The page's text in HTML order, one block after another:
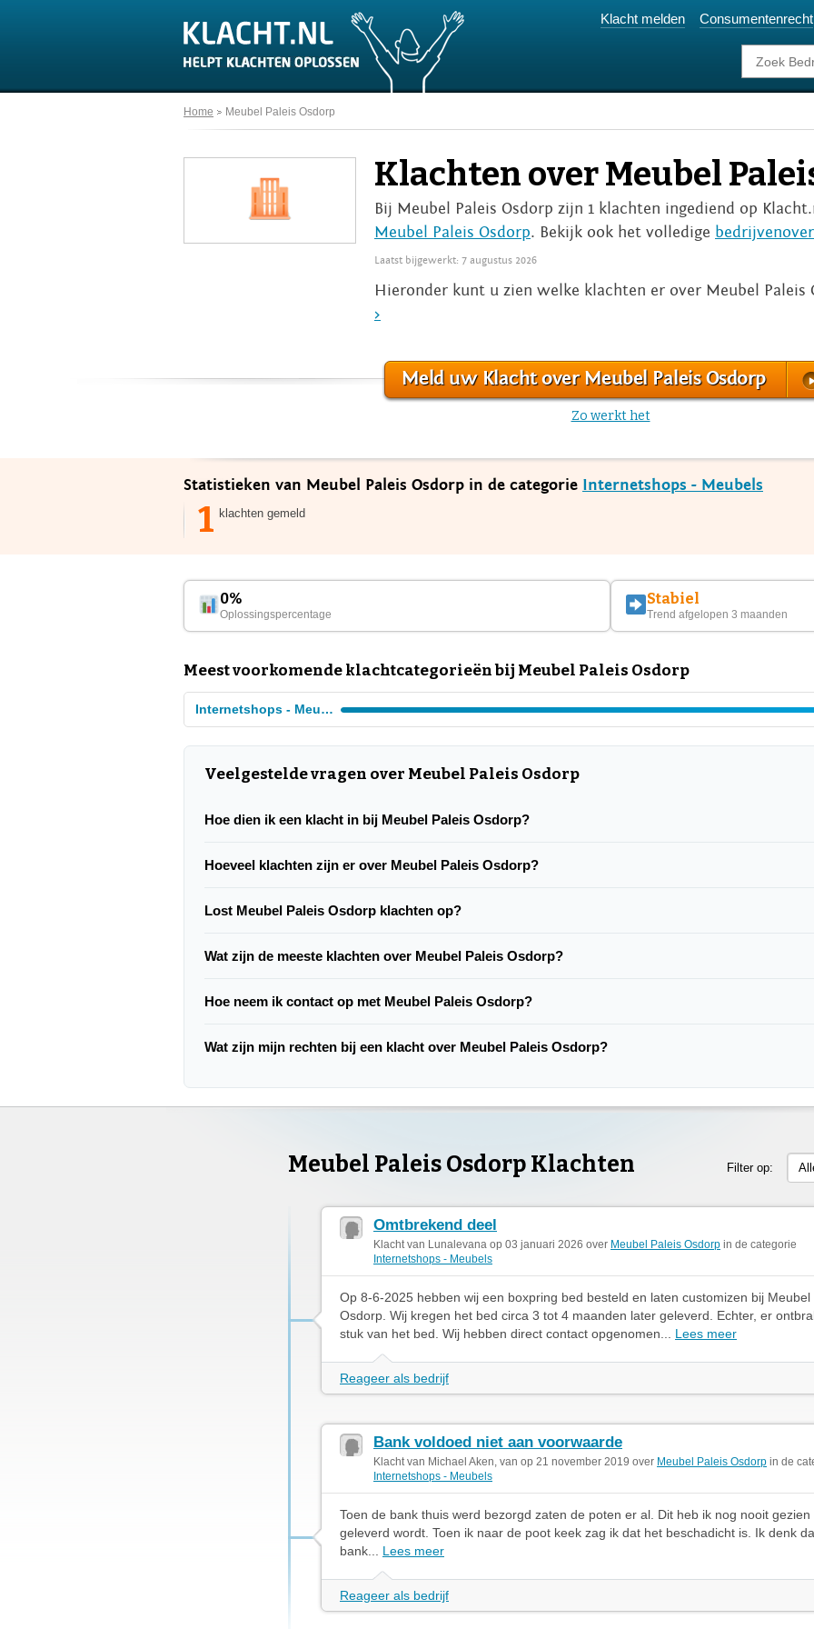
Klacht melden Consumentenrecht
Home Meubel Paleis Osdorp
Klachten over Meubel
Bij Meubel Paleis Osdorp zijn 1 klachten ingediend op
Meubel Paleis Osdorp. Bekijk ook het volledige
Laatst bijgewerkt: 7 augustus 2026
Hieronder kunt u zien welke klachten er over Meubel
>
Meld uw Klacht over Meubel Paleis Osdorp
Zo werkt het
Statistieken van Meubel Paleis Osdorp in de categorie Internetshops - Meubels
1 klachten gemeld
0%
Oplossingspercentage
Stabiel
Trend afgelopen 3 maanden
Meest voorkomende klachtcategorieën bij Meubel Paleis Osdorp
Internetshops - Meubels
Veelgestelde vragen over Meubel Paleis Osdorp
Hoe dien ik een klacht in bij Meubel Paleis Osdorp?
Hoeveel klachten zijn er over Meubel Paleis Osdorp?
Lost Meubel Paleis Osdorp klachten op?
Wat zijn de meeste klachten over Meubel Paleis Osdorp?
Hoe neem ik contact op met Meubel Paleis Osdorp?
Wat zijn mijn rechten bij een klacht over Meubel Paleis Osdorp?
Meubel Paleis Osdorp Klachten Filter op:
Omtbrekend deel
Klacht van Lunalevana op 03 januari 2026 over Meubel Paleis Osdorp in de categorie
Internetshops - Meubels
Op 8-6-2025 hebben wij een boxpring bed besteld en laten customizen bij Meubel
Osdorp. Wij kregen het bed circa 3 tot 4 maanden later geleverd. Echter, er
stuk van het bed. Wij hebben direct contact opgenomen... Lees meer
Reageer als bedrijf
Bank voldoed niet aan voorwaarde
Klacht van Michael Aken, van op 21 november 2019 over Meubel Paleis Osdorp in de
Internetshops - Meubels
Toen de bank thuis werd bezorgd zaten de poten er al. Dit heb ik nog nooit
geleverd wordt. Toen ik naar de poot keek zag ik dat het beschadicht is. Ik denk
bank... Lees meer
Reageer als bedrijf